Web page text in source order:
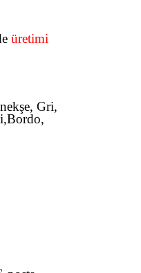
üretimi
Gri,